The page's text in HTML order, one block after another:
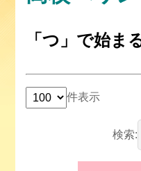
「つ」で始ま
件表示
検索: